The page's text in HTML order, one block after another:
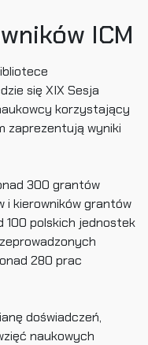
ICM
się XIX Sesja
korzystający
zaprezentują wyniki
300 grantów
i kierowników grantów
100 polskich jednostek
280 prac
doświadczeń,
naukowych